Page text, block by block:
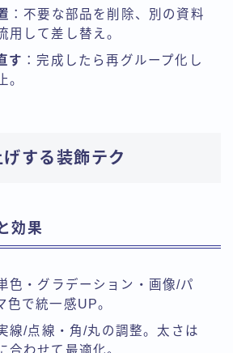
：不要な部品を削除、別の資料
用して差し替え。
す ：完成したら再グループ化し
。
する装飾テク
効果
色・グラデーション・画像/パ
色で統一感UP。
線/点線・角/丸の調整。太さは
合わせて最適化。